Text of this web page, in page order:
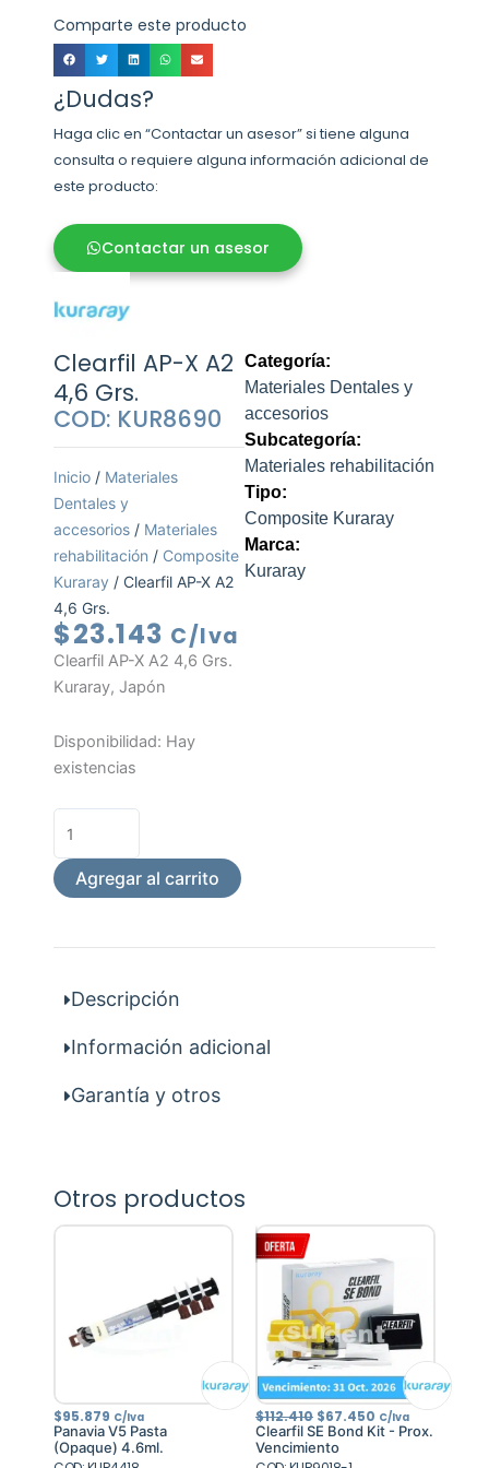
Comparte este producto
¿Dudas?
Haga clic en “Contactar un asesor” si tiene alguna
consulta o requiere alguna información adicional de
este producto:
Contactar un asesor
Clearfil AP-X A2
4,6 Grs.
COD: KUR8690
Inicio / Materiales
Dentales y
accesorios / Materiales
rehabilitación / Composite
Kuraray / Clearfil AP-X A2
4,6 Grs.
$23.143 C/Iva
Clearfil AP-X A2 4,6 Grs.
Kuraray, Japón
Disponibilidad: Hay
existencias
Clearfil
AP-
4,6
Grs.
cantidad
Agregar al carrito
Categoría:
Materiales Dentales y
accesorios
Subcategoría:
Materiales rehabilitación
Tipo:
Composite Kuraray
Marca:
Kuraray
Descripción
Información adicional
Garantía y otros
Otros productos
$95.879 C/Iva
Panavia V5 Pasta
(Opaque) 4.6ml.
$112.410 El
precio
original
era:
$67.450 El
precio
actual
C/Iva
Clearfil SE Bond Kit - Prox.
Vencimiento